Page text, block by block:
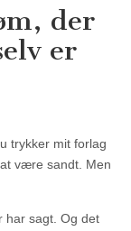
der
er
trykker mit forlag
være sandt. Men
har sagt. Og det